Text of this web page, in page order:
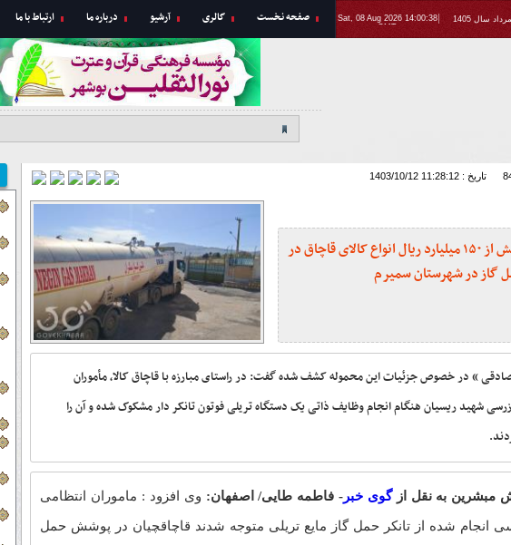
Sat, 08 Aug 2026 14:00:38
GMT
صفحه نخست گالری آرشیو درباره ما ارتباط با ما
تاریخ : 1403/10/12 11:28:12
کشف بیش از ۱۵۰ میلیارد ریال انواع کالای قاچاق در
گاز در شهرستان سمیرم
» در خصوص جزئیات این محموله کشف شده گفت: در راستای مبارزه با قاچاق کالا، مأموران
شهید ریسیان هنگام انجام وظایف ذاتی یک دستگاه تریلی فوتون تانکر دار مشکوک شده و آن را
مبشرین به نقل ازگوی خبر - فاطمه طایی/ اصفهان: وی افزود : ماموران انتظامی
انجام شده از تانکر حمل گاز مایع تریلی متوجه شدند قاچاقچیان در پوشش حمل